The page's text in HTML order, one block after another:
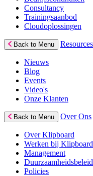
Consultancy
Trainingsaanbod
Cloudoplossingen
Back to Menu Resources
Nieuws
Blog
Events
Video's
Onze Klanten
Back to Menu Over Ons
Over Klipboard
Werken bij Klipboard
Management
Duurzaamheidsbeleid
Policies